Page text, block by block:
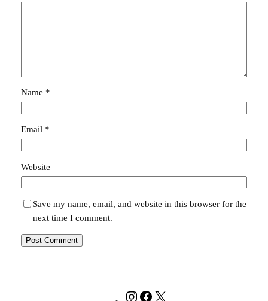
Name *
Email *
Website
Save my name, email, and website in this browser for the
next time I comment.
InstagramFacebook